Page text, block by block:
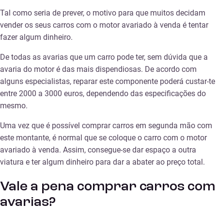
Tal como seria de prever, o motivo para que muitos decidam
vender os seus carros com o motor avariado à venda é tentar
fazer algum dinheiro.
De todas as avarias que um carro pode ter, sem dúvida que a
avaria do motor é das mais dispendiosas. De acordo com
alguns especialistas, reparar este componente poderá custar-te
entre 2000 a 3000 euros, dependendo das especificações do
mesmo.
Uma vez que é possível comprar carros em segunda mão com
este montante, é normal que se coloque o carro com o motor
avariado à venda. Assim, consegue-se dar espaço a outra
viatura e ter algum dinheiro para dar a abater ao preço total.
Vale a pena comprar carros com
avarias?